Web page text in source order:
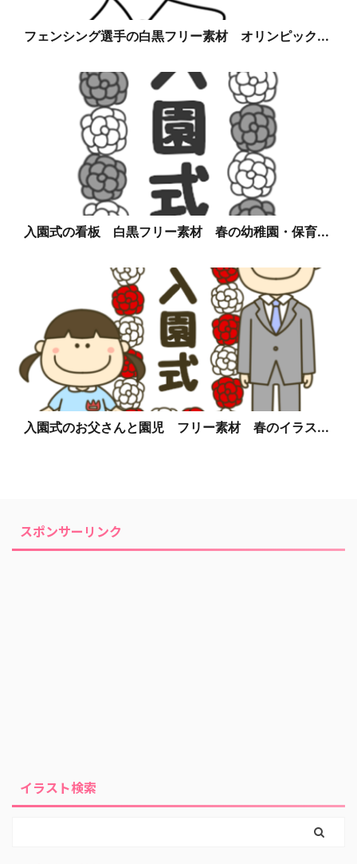
フェンシング選手の白黒フリー素材 オリンピック...
入園式の看板 白黒フリー素材 春の幼稚園・保育...
入園式のお父さんと園児 フリー素材 春のイラス...
スポンサーリンク
イラスト検索